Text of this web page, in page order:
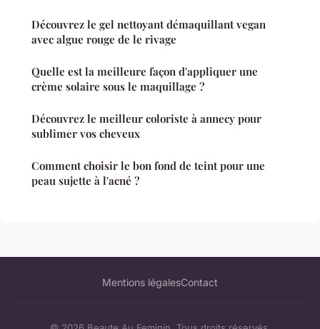
Découvrez le gel nettoyant démaquillant vegan
avec algue rouge de le rivage
Quelle est la meilleure façon d'appliquer une
crème solaire sous le maquillage ?
Découvrez le meilleur coloriste à annecy pour
sublimer vos cheveux
Comment choisir le bon fond de teint pour une
peau sujette à l'acné ?
Mentions légalesContact